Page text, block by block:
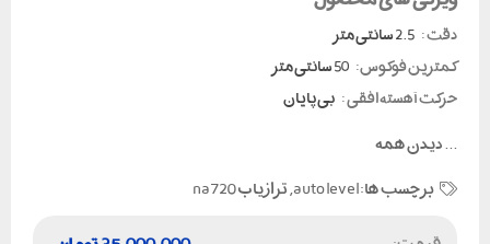
دقت :
کمترین فوکوس:
حرکت آهسته افقی : بی پایان
...دیدن همه
برچسب ها:auto level
,تراز یاب na720